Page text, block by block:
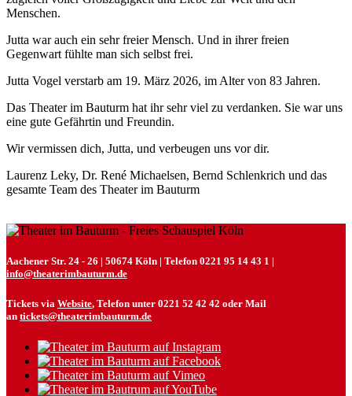
Menschen.
Jutta war auch ein sehr freier Mensch. Und in ihrer freien
Gegenwart fühlte man sich selbst frei.
Jutta Vogel verstarb am 19. März 2026, im Alter von 83 Jahren.
Das Theater im Bauturm hat ihr sehr viel zu verdanken. Sie war uns
eine gute Gefährtin und Freundin.
Wir vermissen dich, Jutta, und verbeugen uns vor dir.
Laurenz Leky, Dr. René Michaelsen, Bernd Schlenkrich und das
gesamte Team des Theater im Bauturm
Aachener Str. 24 - 26 | 50674 Köln | Telefon 0221 95 14 43 1 |
info@theaterimbauturm.de
Tickets via Website, Telefon unter 0221 52 42 42 oder Mail
an tickets@theaterimbauturm.de